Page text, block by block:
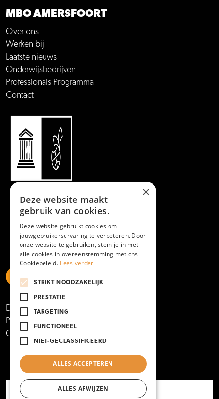
MBO AMERSFOORT
Over ons
Werken bij
Laatste nieuws
Onderwijsbedrijven
Professionals Programma
Contact
https://www.linkedin.com/school/mboamersfoort
https://www.instagram.com/mboamersfoort/
https://www.facebook.com/MBOAmersfoort
Disclaimer
Privacy- en cookieverklaring
Copyright 2025
×
Deze website maakt
gebruik van cookies.
Deze website gebruikt cookies om
jouwgebruikerservaring te verbeteren. Door
onze website te gebruiken, stem je in met
alle cookies in overeenstemming met ons
Cookiebeleid. Lees verder
STRIKT NOODZAKELIJK
PRESTATIE
TARGETING
FUNCTIONEEL
NIET-GECLASSIFICEERD
ALLES ACCEPTEREN
ALLES AFWIJZEN